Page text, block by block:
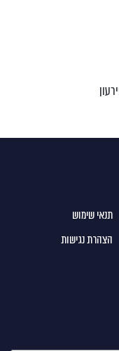
תנאי שימוש
הצהרת נגישות